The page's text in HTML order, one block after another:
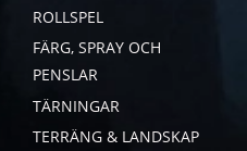
ROLLSPEL
FÄRG, SPRAY OCH
PENSLAR
TÄRNINGAR
TERRÄNG & LANDSKAP